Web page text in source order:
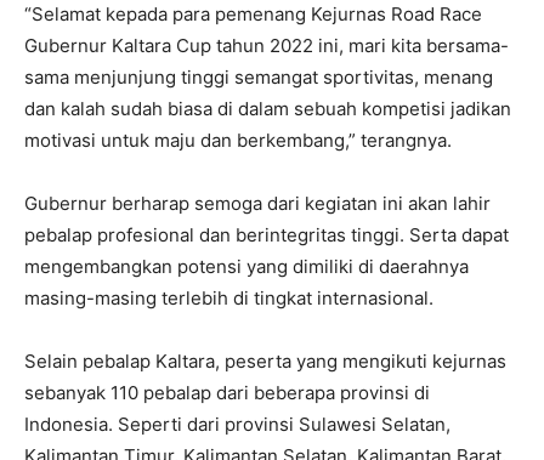
“Selamat kepada para pemenang Kejurnas Road Race
Gubernur Kaltara Cup tahun 2022 ini, mari kita bersama-
sama menjunjung tinggi semangat sportivitas, menang
dan kalah sudah biasa di dalam sebuah kompetisi jadikan
motivasi untuk maju dan berkembang,” terangnya.
Gubernur berharap semoga dari kegiatan ini akan lahir
pebalap profesional dan berintegritas tinggi. Serta dapat
mengembangkan potensi yang dimiliki di daerahnya
masing-masing terlebih di tingkat internasional.
Selain pebalap Kaltara, peserta yang mengikuti kejurnas
sebanyak 110 pebalap dari beberapa provinsi di
Indonesia. Seperti dari provinsi Sulawesi Selatan,
Kalimantan Timur, Kalimantan Selatan, Kalimantan Barat,